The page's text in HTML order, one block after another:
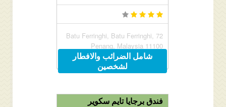
72 Batu Ferringhi, Batu Ferringhi,
Penang, Malaysia 11100
شامل الضرائب والافطار
لشخصين
فندق برجايا تايم سكوير